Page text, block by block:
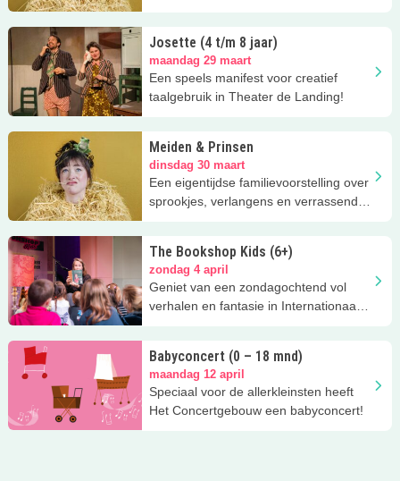
Josette (4 t/m 8 jaar)
maandag 29 maart
Een speels manifest voor creatief
taalgebruik in Theater de Landing!
Meiden & Prinsen
dinsdag 30 maart
Een eigentijdse familievoorstelling over
sprookjes, verlangens en verrassende
The Bookshop Kids (6+)
zondag 4 april
Geniet van een zondagochtend vol
verhalen en fantasie in Internationaal
Babyconcert (0 – 18 mnd)
maandag 12 april
Speciaal voor de allerkleinsten heeft
Het Concertgebouw een babyconcert!